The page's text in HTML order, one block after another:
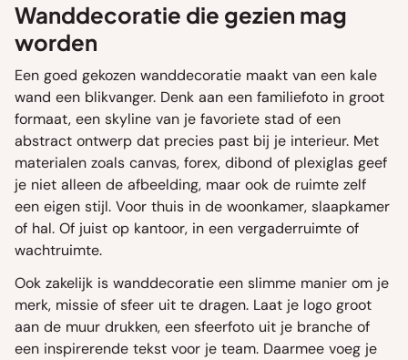
Wanddecoratie die gezien mag
worden
Een goed gekozen wanddecoratie maakt van een kale
wand een blikvanger. Denk aan een familiefoto in groot
formaat, een skyline van je favoriete stad of een
abstract ontwerp dat precies past bij je interieur. Met
materialen zoals canvas, forex, dibond of plexiglas geef
je niet alleen de afbeelding, maar ook de ruimte zelf
een eigen stijl. Voor thuis in de woonkamer, slaapkamer
of hal. Of juist op kantoor, in een vergaderruimte of
wachtruimte.
Ook zakelijk is wanddecoratie een slimme manier om je
merk, missie of sfeer uit te dragen. Laat je logo groot
aan de muur drukken, een sfeerfoto uit je branche of
een inspirerende tekst voor je team. Daarmee voeg je